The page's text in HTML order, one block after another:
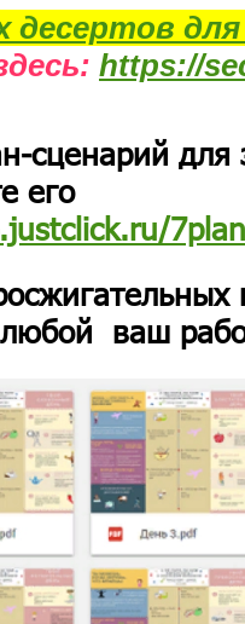
десертов
https://
сценарий для
его
ваш